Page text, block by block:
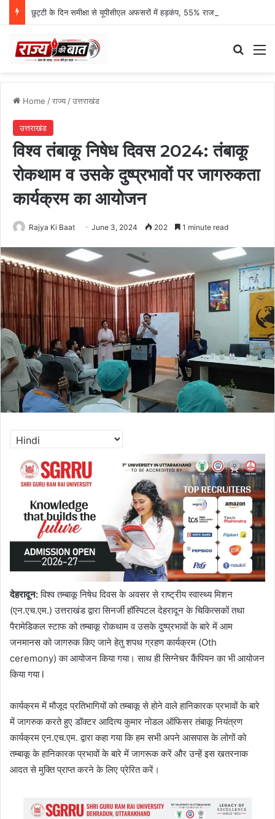
Home /राज्य/उत्तराखंड
उत्तराखंड
विश्व तंबाकू निषेध दिवस 2024: तंबाकू
रोकथाम व उसके दुष्प्रभावों पर जागरुकता
कार्यक्रम का आयोजन
Rajya Ki Baat June 3, 2024 202 1 minute read
देहरादून:विश्व तम्बाकू निषेध दिवस के अवसर से राष्ट्रीय स्वास्थ्य मिशन
(एन.एच.एम.) उत्तराखंड द्वारा सिनर्जी हॉस्पिटल देहरादून के चिकित्सकों तथा
पैरामेडिकल स्टाफ को तम्बाकू रोकथाम व उसके दुष्प्रभावों के बारे में आम
जनमानस को जागरुक किए जाने हेतु शपथ ग्रहण कार्यक्रम (Oth
ceremony) का आयोजन किया गया। साथ ही सिग्नेचर कैंपियन का भी आयोजन
किया गया l
कार्यक्रम में मौजूद प्रतिभागियों को तम्बाकू से होने वाले हानिकारक प्रभावों के बारे
में जागरुक करते हुए डॉक्टर आदित्य कुमार नोडल ऑफिसर तंबाकू नियंत्रण
कार्यक्रम एन.एच.एम. द्वारा कहा गया कि हम सभी अपने आसपास के लोगों को
तम्बाकू के हानिकारक प्रभावों के बारे में जागरूक करें और उन्हें इस खतरनाक
आदत से मुक्ति प्राप्त करने के लिए प्रेरित करें।